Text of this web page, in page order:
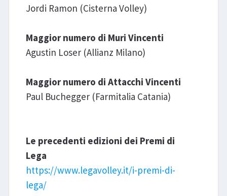
Jordi Ramon (Cisterna Volley)
Maggior numero di Muri Vincenti
Agustin Loser (Allianz Milano)
Maggior numero di Attacchi Vincenti
Paul Buchegger (Farmitalia Catania)
Le precedenti edizioni dei Premi di
Lega
https://www.legavolley.it/i-premi-di-
lega/